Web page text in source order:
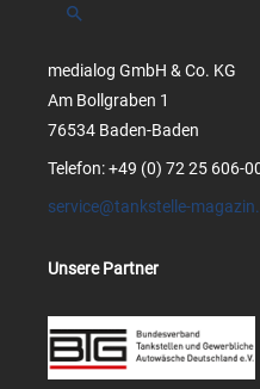
Suchen
medialog GmbH & Co. KG
Am Bollgraben 1
76534 Baden-Baden
Telefon: +49 (0) 72 25 606-
service@tankstelle-
Unsere Partner